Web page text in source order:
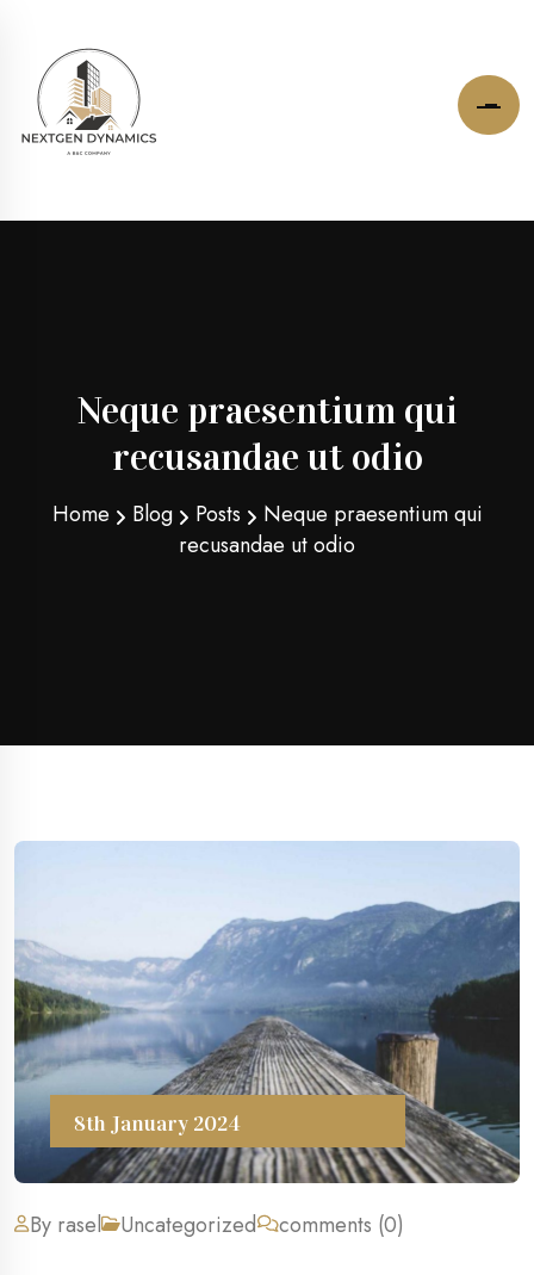
Neque praesentium qui
recusandae ut odio
Home Blog Posts
Neque praesentium qui
recusandae ut odio
8th January 2024
By rasel Uncategorized comments (0)